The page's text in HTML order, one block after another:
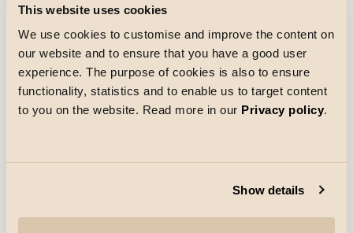
This website uses cookies
We use cookies to customise and improve the content on
our website and to ensure that you have a good user
experience. The purpose of cookies is also to ensure
functionality, statistics and to enable us to target content
to you on the website. Read more in our Privacy policy.
Show details
Kundetilpassede løsninger
Slottet i Gréoux-les-Bains
Belysningen i museet Salle de Gardes i det gamle
tempelridderslottet i Gréoux-les-Bains måtte renoveres
med tanke på utstillinger.
Oppdag mer